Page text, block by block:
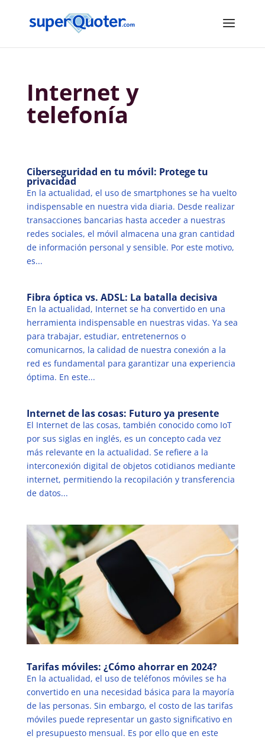
Internet y
telefonía
Ciberseguridad en tu móvil: Protege tu
privacidad
En la actualidad, el uso de smartphones se ha vuelto
indispensable en nuestra vida diaria. Desde realizar
transacciones bancarias hasta acceder a nuestras
redes sociales, el móvil almacena una gran cantidad
de información personal y sensible. Por este motivo,
es...
Fibra óptica vs. ADSL: La batalla decisiva
En la actualidad, Internet se ha convertido en una
herramienta indispensable en nuestras vidas. Ya sea
para trabajar, estudiar, entretenernos o
comunicarnos, la calidad de nuestra conexión a la
red es fundamental para garantizar una experiencia
óptima. En este...
Internet de las cosas: Futuro ya presente
El Internet de las cosas, también conocido como IoT
por sus siglas en inglés, es un concepto cada vez
más relevante en la actualidad. Se refiere a la
interconexión digital de objetos cotidianos mediante
internet, permitiendo la recopilación y transferencia
de datos...
Tarifas móviles: ¿Cómo ahorrar en 2024?
En la actualidad, el uso de teléfonos móviles se ha
convertido en una necesidad básica para la mayoría
de las personas. Sin embargo, el costo de las tarifas
móviles puede representar un gasto significativo en
el presupuesto mensual. Es por ello que en este